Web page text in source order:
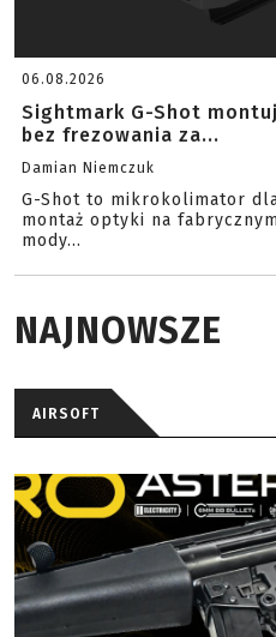
06.08.2026
Sightmark G-Shot
bez frezowania za...
Damian Niemczuk
G-Shot to mikrokolimator
montaż optyki na
mody...
NAJNOWSZE
AIRSOFT